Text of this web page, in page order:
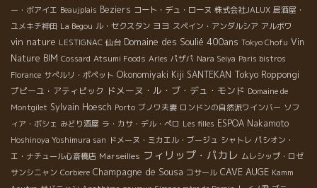
ー・ボアイエ Beaujplais Beziers コート・デュ・ローヌ 株式会社JALUX 居酒屋・
ユメキチ神田 La Begou ル・セクスタン ヨヨ スペイン・アンダルシア アルボワ
vin nature LESTIGNAC 仙台 Domaine des Soulié 400ans Tokyo Chofu Vin
Nature BIM Cossard Atsumi Foods Arles パザパ Nara Seiya Paris bistros
Florance サぺルリ・ポペット Okonomiyaki Kiji SANTEKAN Tokyo Roppongi
プピーユ・アティピック ドメーヌ・ル・ブ・デュ・モンド Domaine de
Montgilet Sylvain Hoesch Porto ブノワ夫妻 ロンドンの自然派ワインバー ソフ
ィア・ボシェ みどり酒屋 ラ・カサ・デル・ぺロ Les filles ESPOA Nakamoto
Hoshinoya Yoshimura san ドメーヌ・ミカエル・ブージュ シャトレ パシオン・
エ・ナチュール心斎橋店 Marseilles フィリップ・パカレ ムレシップ・ロゼ
サンシニャン Corbiere Champagne de Sousa コサール CAVE AUGE Kamm